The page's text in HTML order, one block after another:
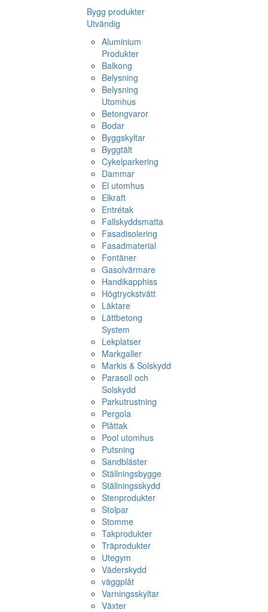
Bygg produkter
Utvändig
Aluminium
Produkter
Balkong
Belysning
Belysning
Utomhus
Betongvaror
Bodar
Byggskyltar
Byggtält
Cykelparkering
Dammar
El utomhus
Elkraft
Entrétak
Fallskyddsmatta
Fasadisolering
Fasadmaterial
Fontäner
Gasolvärmare
Handikapphiss
Högtryckstvätt
Läktare
Lättbetong
System
Lekplatser
Markgaller
Markis & Solskydd
Parasoll och
Solskydd
Parkutrustning
Pergola
Plåttak
Pool utomhus
Putsning
Sandbläster
Ställningsbygge
Ställningsskydd
Stenprodukter
Stolpar
Stomme
Takprodukter
Träprodukter
Utegym
Väderskydd
väggplåt
Varningsskyltar
Växter